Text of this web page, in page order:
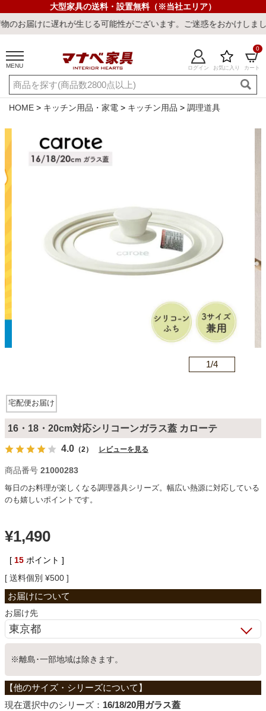
大型家具の送料・設置無料（※当社エリア）
れが生じる可能性がございます。ご迷惑をおかけしまして誠に申し
MENU ログイン お気に入り カート
0
ご利用ガイド 新規会員登録
店舗一覧 閲覧履歴
キーワード・商品番号で探す
冷感ラグ ワークデスク ウィルトンラ
ダイニングテーブル・セット
椅子・チェア
収納家具
ホームオフィス
HOME キッチン用品・家電 キッチン用品 調理道具
1/4
宅配便お届け
16・18・20cm対応シリコーンガラス蓋 カローテ
4.0 （2） レビューを見る
商品番号 21000283
毎日のお料理が楽しくなる調理器具シリーズ。幅広い熱源に対応している
のも嬉しいポイントです。
¥1,490
[ 15 ポイント ]
送料個別 ¥500
お届け先
※離島･一部地域は除きます。
シリーズ： 16/18/20用ガラス蓋